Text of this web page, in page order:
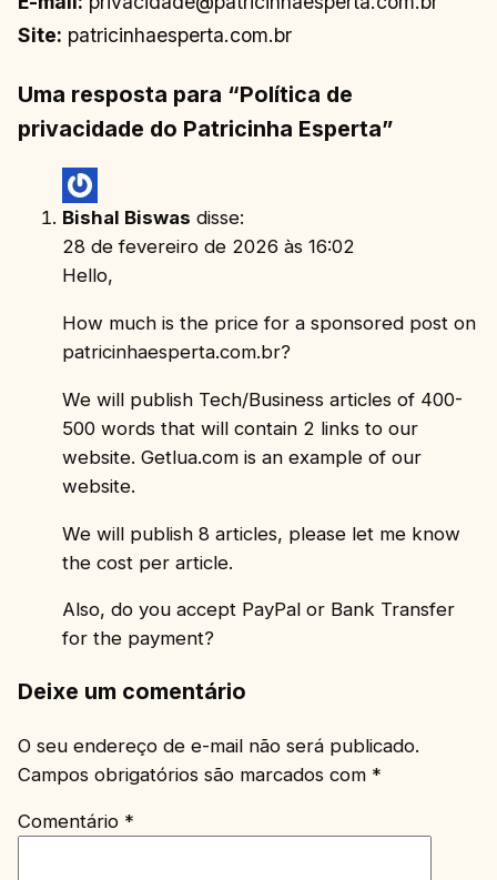
Site: patricinhaesperta.com.br
Uma resposta para “Política de
privacidade do Patricinha Esperta”
Bishal Biswas disse:
28 de fevereiro de 2026 às 16:02
Hello,
How much is the price for a sponsored post on
patricinhaesperta.com.br?
We will publish Tech/Business articles of 400-
500 words that will contain 2 links to our
website. Getlua.com is an example of our
website.
We will publish 8 articles, please let me know
the cost per article.
Also, do you accept PayPal or Bank Transfer
for the payment?
Deixe um comentário
O seu endereço de e-mail não será publicado.
Campos obrigatórios são marcados com *
Comentário *